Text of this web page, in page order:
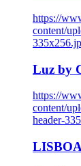
https://
content/
Luz by
https://
content/
header-